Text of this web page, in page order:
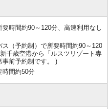
時間約90～120分、高速利用なし
（予約制）で所要時間約90～120
千歳空港から「ルスツリゾート専
事前予約制です。 )
時間約50分